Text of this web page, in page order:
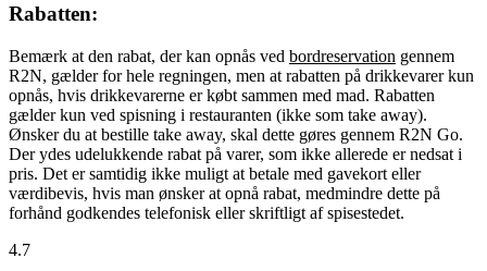
Rabatten:
Bemærk at den rabat, der kan opnås ved bordreservation gennem
R2N, gælder for hele regningen, men at rabatten på drikkevarer kun
opnås, hvis drikkevarerne er købt sammen med mad. Rabatten
gælder kun ved spisning i restauranten (ikke som take away).
Ønsker du at bestille take away, skal dette gøres gennem R2N Go.
Der ydes udelukkende rabat på varer, som ikke allerede er nedsat i
pris. Det er samtidig ikke muligt at betale med gavekort eller
værdibevis, hvis man ønsker at opnå rabat, medmindre dette på
forhånd godkendes telefonisk eller skriftligt af spisestedet.
4.7